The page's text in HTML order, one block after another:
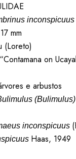
inconspicuus
17 mm
(Loreto)
“Contamana on
e arbustos
inconspicuus
Haas, 1949